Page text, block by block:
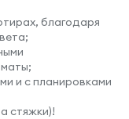
благодаря
и с планировками
стяжки)!